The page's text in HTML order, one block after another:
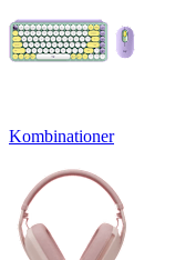
Kombinationer